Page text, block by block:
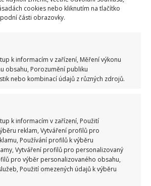
cookies nebo kliknutím na tlačítko
části obrazovky.
k informacím v zařízení, Měření výkonu
obsahu, Porozumění publiku
nebo kombinací údajů z různých zdrojů.
k informacím v zařízení, Použití
reklam, Vytváření profilů pro
Používání profilů k výběru
Vytváření profilů pro personalizovaný
pro výběr personalizovaného obsahu,
Použití omezených údajů k výběru
fanoušky novoročním přáním:
rodinnými fotkami a poselstvím
5. 1. 2026
princ William přivítali nový rok
příspěvkem, ve kterém sdíleli